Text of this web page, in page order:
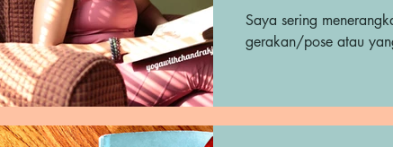
Saya sering
gerakan/pose atau